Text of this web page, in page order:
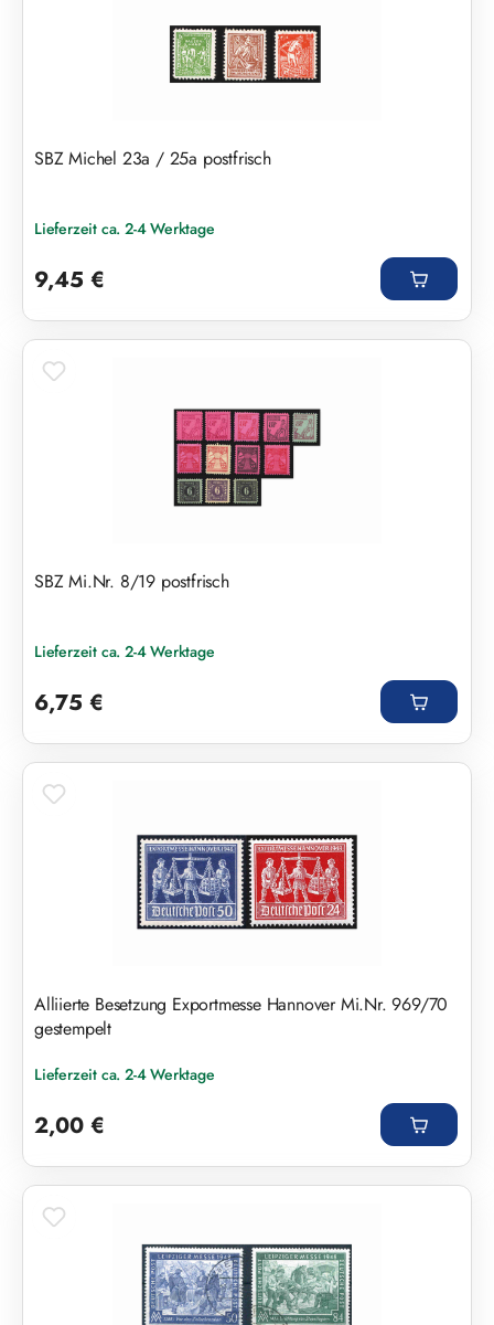
SBZ Michel 23a / 25a postfrisch
Lieferzeit ca. 2-4 Werktage
9,45 €
SBZ Mi.Nr. 8/19 postfrisch
Lieferzeit ca. 2-4 Werktage
6,75 €
Alliierte Besetzung Exportmesse Hannover Mi.Nr. 969/70
gestempelt
Lieferzeit ca. 2-4 Werktage
2,00 €